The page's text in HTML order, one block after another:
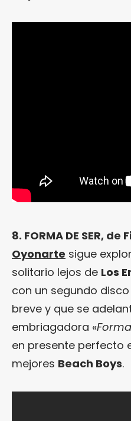
8. FORMA DE SER,
Oyonarte sigue
solitario lejos de Los
con un segundo
breve y que se
embriagadora «
en presente perfecto
mejores Beach Boys.